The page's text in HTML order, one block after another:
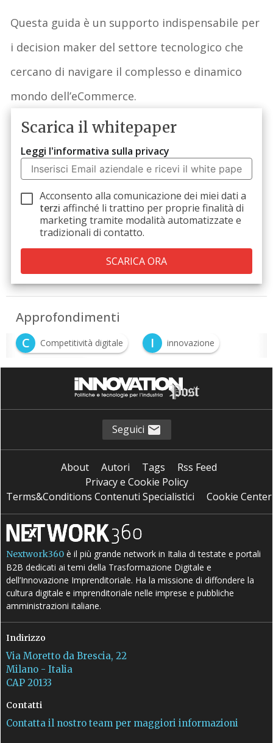
Questa guida è un supporto indispensabile per
i decision maker del settore tecnologico che
cercano di navigare il complesso e dinamico
mondo dell’eCommerce.
Scarica il whitepaper
Leggi l'informativa sulla privacy
Acconsento alla comunicazione dei miei dati a
terzi affinché li trattino per proprie finalità di
marketing tramite modalità automatizzate e
tradizionali di contatto.
Approfondimenti
C
Competitività digitale I innovazione
S sostenibilità
Seguici
About Autori Tags
Rss Feed
Privacy e Cookie Policy
Terms&Conditions Contenuti Specialistici
Cookie Center
Nextwork360 è il più grande network in Italia di testate e portali
B2B dedicati ai temi della Trasformazione Digitale e
dell’Innovazione Imprenditoriale. Ha la missione di diffondere la
cultura digitale e imprenditoriale nelle imprese e pubbliche
amministrazioni italiane.
Indirizzo
Via Moretto da Brescia, 22
Milano - Italia
CAP 20133
Contatti
Contatta il nostro team per maggiori informazioni